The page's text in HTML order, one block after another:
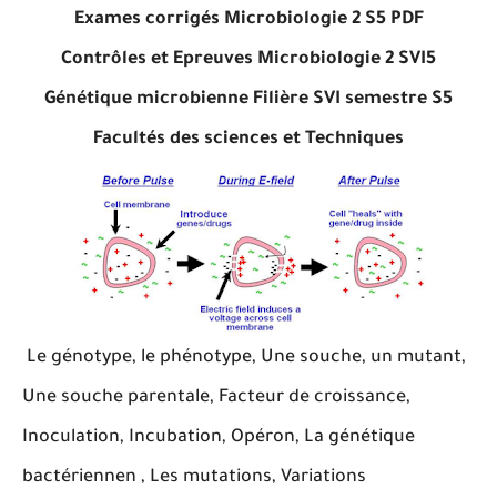
Exames corrigés Microbiologie 2 S5 PDF
Contrôles et Epreuves Microbiologie 2 SVI5
Génétique microbienne Filière SVI semestre S5
Facultés des sciences et Techniques
Le génotype, le phénotype, Une souche, un mutant,
Une souche parentale, Facteur de croissance,
Inoculation, Incubation, Opéron, La génétique
bactériennen , Les mutations, Variations